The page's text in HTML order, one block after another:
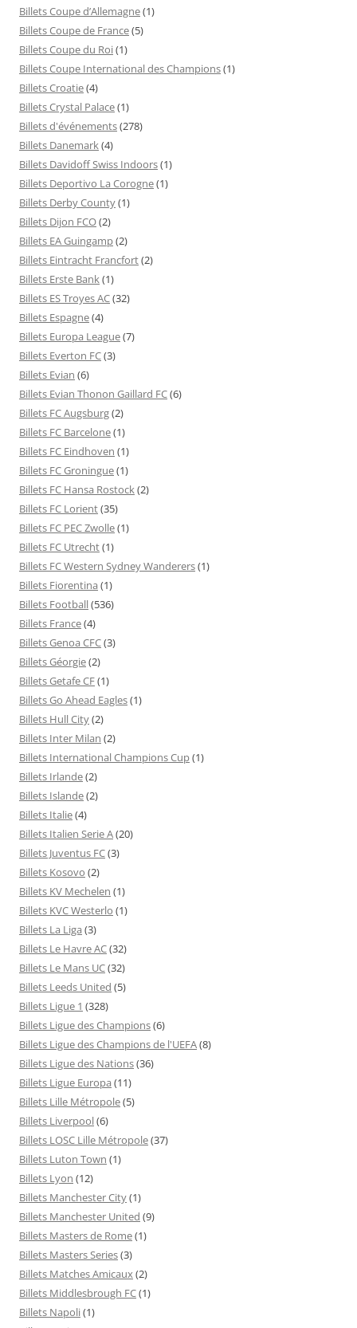
Billets Coupe d’Allemagne(1)
Billets Coupe de France(5)
Billets Coupe du Roi(1)
Billets Coupe International des Champions(1)
Billets Croatie(4)
Billets Crystal Palace(1)
Billets d'événements(278)
Billets Danemark(4)
Billets Davidoff Swiss Indoors(1)
Billets Deportivo La Corogne(1)
Billets Derby County(1)
Billets Dijon FCO(2)
Billets EA Guingamp(2)
Billets Eintracht Francfort(2)
Billets Erste Bank(1)
Billets ES Troyes AC(32)
Billets Espagne(4)
Billets Europa League(7)
Billets Everton FC(3)
Billets Evian (6)
Billets Evian Thonon Gaillard FC(6)
Billets FC Augsburg(2)
Billets FC Barcelone(1)
Billets FC Eindhoven (1)
Billets FC Groningue(1)
Billets FC Hansa Rostock(2)
Billets FC Lorient(35)
Billets FC PEC Zwolle(1)
Billets FC Utrecht(1)
Billets FC Western Sydney Wanderers(1)
Billets Fiorentina (1)
Billets Football(536)
Billets France(4)
Billets Genoa CFC(3)
Billets Géorgie(2)
Billets Getafe CF(1)
Billets Go Ahead Eagles(1)
Billets Hull City(2)
Billets Inter Milan (2)
Billets International Champions Cup(1)
Billets Irlande(2)
Billets Islande(2)
Billets Italie(4)
Billets Italien Serie A(20)
Billets Juventus FC(3)
Billets Kosovo (2)
Billets KV Mechelen (1)
Billets KVC Westerlo (1)
Billets La Liga (3)
Billets Le Havre AC(32)
Billets Le Mans UC(32)
Billets Leeds United (5)
Billets Ligue 1 (328)
Billets Ligue des Champions(6)
Billets Ligue des Champions de l'UEFA(8)
Billets Ligue des Nations(36)
Billets Ligue Europa (11)
Billets Lille Métropole(5)
Billets Liverpool(6)
Billets LOSC Lille Métropole(37)
Billets Luton Town (1)
Billets Lyon (12)
Billets Manchester City(1)
Billets Manchester United (9)
Billets Masters de Rome(1)
Billets Masters Series(3)
Billets Matches Amicaux(2)
Billets Middlesbrough FC(1)
Billets Napoli(1)